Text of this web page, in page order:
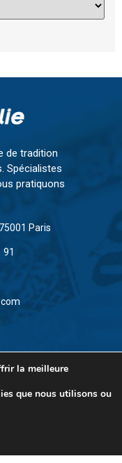
de tradition
Spécialistes
pratiquons
Paris
91
. Tous droits
la meilleure
que nous utilisons ou